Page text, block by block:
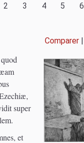
2 3 4 5 6
Comparer |
super
et